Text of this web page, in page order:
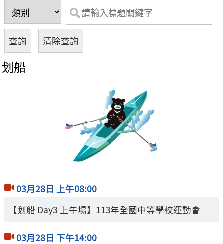
划船
03月28日 上午08:00
【划船 Day3 上午場】113年全國中等學校運動會
03月28日 下午14:00